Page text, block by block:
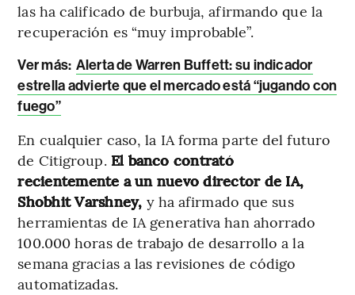
las ha calificado de burbuja, afirmando que la
recuperación es “muy improbable”.
Ver más: Alerta de Warren Buffett: su indicador
estrella advierte que el mercado está “jugando con
fuego”
En cualquier caso, la IA forma parte del futuro
de Citigroup. El banco contrató
recientemente a un nuevo director de IA,
Shobhit Varshney, y ha afirmado que sus
herramientas de IA generativa han ahorrado
100.000 horas de trabajo de desarrollo a la
semana gracias a las revisiones de código
automatizadas.